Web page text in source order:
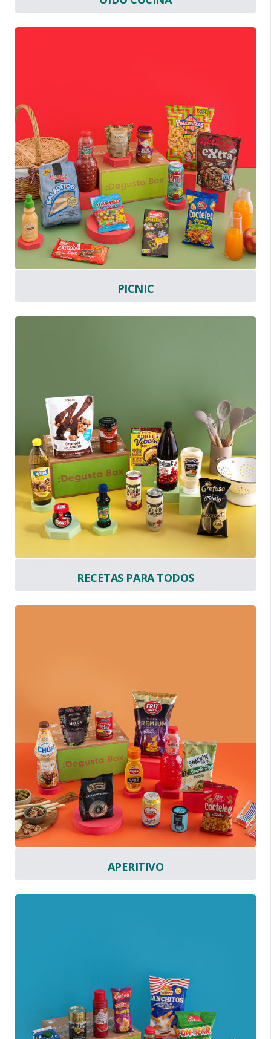
PICNIC
RECETAS PARA TODOS
APERITIVO